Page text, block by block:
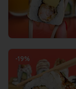
-19%